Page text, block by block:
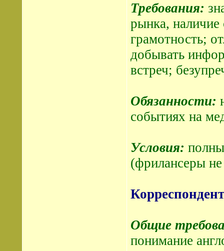
Требования:
рынка, наличие
грамотность;
добывать
встреч;
Обязанности:
событиях на
Условия:
(фрилансеры
Общие
понимание